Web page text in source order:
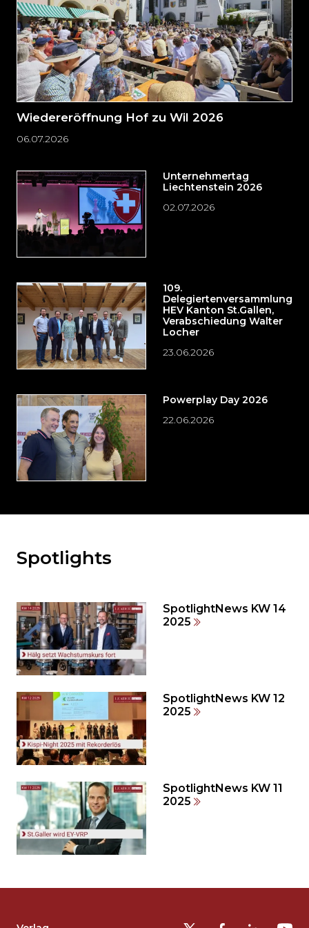
Wiedereröffnung Hof zu Wil 2026
06.07.2026
Unternehmertag
Liechtenstein 2026
02.07.2026
109.
Delegiertenversammlung
HEV Kanton St.Gallen,
Verabschiedung Walter
Locher
23.06.2026
Powerplay Day 2026
22.06.2026
Möchten
den
weiteren
Inhalt
auslassen
und
zum
Seitenende
springen?
Spotlights
SpotlightNews KW 14
2025
SpotlightNews KW 12
2025
SpotlightNews KW 11
2025
auslassen